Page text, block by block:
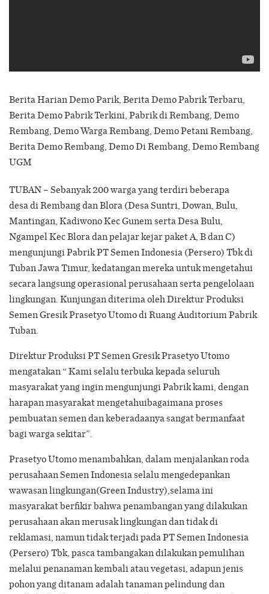
Berita Harian Demo Parik, Berita Demo Pabrik Terbaru,
Berita Demo Pabrik Terkini, Pabrik di Rembang, Demo
Rembang, Demo Warga Rembang, Demo Petani Rembang,
Berita Demo Rembang, Demo Di Rembang, Demo Rembang
UGM
TUBAN – Sebanyak 200 warga yang terdiri beberapa
desa di Rembang dan Blora (Desa Suntri, Dowan, Bulu,
Mantingan, Kadiwono Kec Gunem serta Desa Bulu,
Ngampel Kec Blora dan pelajar kejar paket A, B dan C)
mengunjungi Pabrik PT Semen Indonesia (Persero) Tbk di
Tuban Jawa Timur, kedatangan mereka untuk mengetahui
secara langsung operasional perusahaan serta pengelolaan
lingkungan. Kunjungan diterima oleh Direktur Produksi
Semen Gresik Prasetyo Utomo di Ruang Auditorium Pabrik
Tuban.
Direktur Produksi PT Semen Gresik Prasetyo Utomo
mengatakan “ Kami selalu terbuka kepada seluruh
masyarakat yang ingin mengunjungi Pabrik kami, dengan
harapan masyarakat mengetahuibagaimana proses
pembuatan semen dan keberadaanya sangat bermanfaat
bagi warga sekitar”.
Prasetyo Utomo menambahkan, dalam menjalankan roda
perusahaan Semen Indonesia selalu mengedepankan
wawasan lingkungan(Green Industry),selama ini
masyarakat berfikir bahwa penambangan yang dilakukan
perusahaan akan merusak lingkungan dan tidak di
reklamasi, namun tidak terjadi pada PT Semen Indonesia
(Persero) Tbk, pasca tambangakan dilakukan pemulihan
melalui penanaman kembali atau vegetasi, adapun jenis
pohon yang ditanam adalah tanaman pelindung dan